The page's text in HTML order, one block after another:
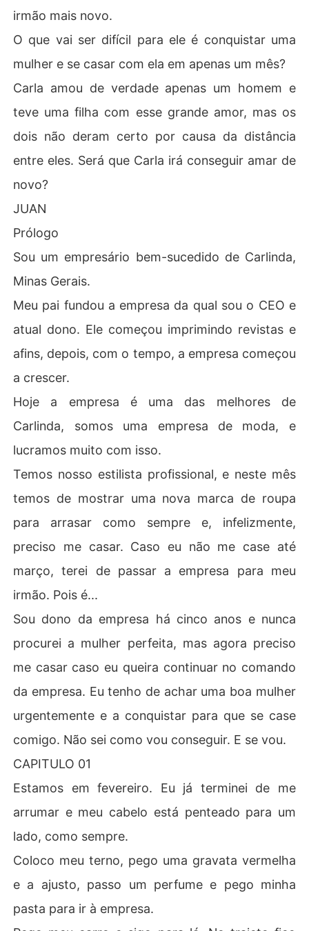
irmão mais novo.
O que vai ser difícil para ele é conquistar uma
mulher e se casar com ela em apenas um mês?
Carla amou de verdade apenas um homem e
teve uma filha com esse grande amor, mas os
dois não deram certo por causa da distância
entre eles. Será que Carla irá conseguir amar de
novo?
JUAN
Prólogo
Sou um empresário bem-sucedido de Carlinda,
Minas Gerais.
Meu pai fundou a empresa da qual sou o CEO e
atual dono. Ele começou imprimindo revistas e
afins, depois, com o tempo, a empresa começou
a crescer.
Hoje a empresa é uma das melhores de
Carlinda, somos uma empresa de moda, e
lucramos muito com isso.
Temos nosso estilista profissional, e neste mês
temos de mostrar uma nova marca de roupa
para arrasar como sempre e, infelizmente,
preciso me casar. Caso eu não me case até
março, terei de passar a empresa para meu
irmão. Pois é...
Sou dono da empresa há cinco anos e nunca
procurei a mulher perfeita, mas agora preciso
me casar caso eu queira continuar no comando
da empresa. Eu tenho de achar uma boa mulher
urgentemente e a conquistar para que se case
comigo. Não sei como vou conseguir. E se vou.
CAPITULO 01
Estamos em fevereiro. Eu já terminei de me
arrumar e meu cabelo está penteado para um
lado, como sempre.
Coloco meu terno, pego uma gravata vermelha
e a ajusto, passo um perfume e pego minha
pasta para ir à empresa.